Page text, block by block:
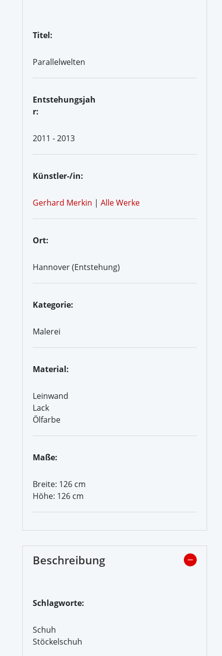
Titel:
Parallelwelten
Entstehungsjah
r:
2011 - 2013
Künstler-/in:
Gerhard Merkin | Alle Werke
Ort:
Hannover (Entstehung)
Kategorie:
Malerei
Material:
Leinwand
Lack
Ölfarbe
Maße:
Breite: 126 cm
Höhe: 126 cm
Beschreibung
Schlagworte:
Schuh
Stöckelschuh